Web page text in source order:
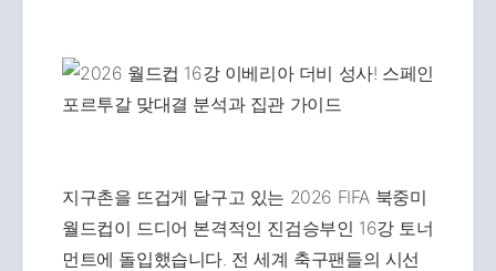
지구촌을 뜨겁게 달구고 있는 2026 FIFA 북중미
월드컵이 드디어 본격적인 진검승부인 16강 토너
먼트에 돌입했습니다. 전 세계 축구팬들의 시선